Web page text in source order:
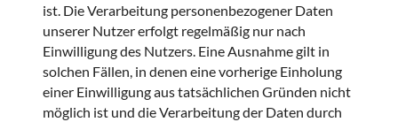
ist. Die Verarbeitung personenbezogener Daten
unserer Nutzer erfolgt regelmäßig nur nach
Einwilligung des Nutzers. Eine Ausnahme gilt in
solchen Fällen, in denen eine vorherige Einholung
einer Einwilligung aus tatsächlichen Gründen nicht
möglich ist und die Verarbeitung der Daten durch